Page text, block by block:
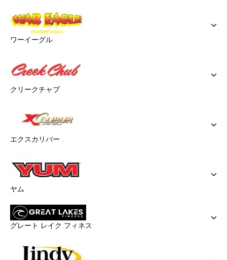
ワーイーグル
クリークチャブ
エクスカリバー
ヤム
グレート レイク フィネス